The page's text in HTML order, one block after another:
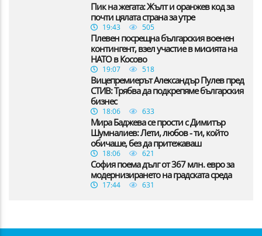
Пик на жегата: Жълт и оранжев код за
почти цялата страна за утре
19:43 505
Плевен посрещна българския военен
контингент, взел участие в мисията на
НАТО в Косово
19:07 518
Вицепремиерът Александър Пулев пред
СТИВ: Трябва да подкрепяме българския
бизнес
18:06 633
Мира Баджева се прости с Димитър
Шумналиев: Лети, любов - ти, който
обичаше, без да притежаваш
18:06 621
София поема дълг от 367 млн. евро за
модернизирането на градската среда
17:44 631